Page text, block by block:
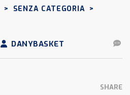
> SENZA CATEGORIA >
DANYBASKET
SHARE